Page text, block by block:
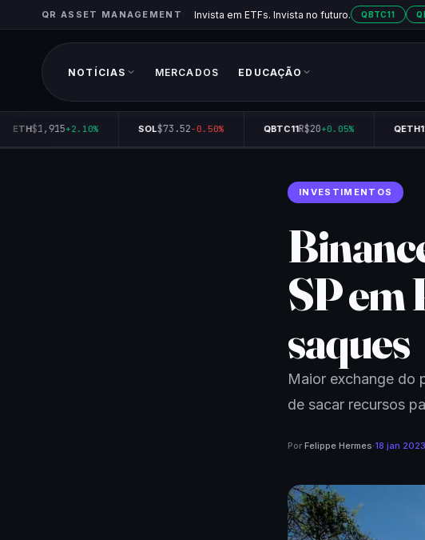
QR ASSET MANAGEMENT Invista em ETFs. Invista no futuro. QBTC11
NOTÍCIAS MERCADOS EDUCAÇÃO
ETH$1,915+2.10% SOL$73.52-0.50% QBTC11R$20+0.05% QETH11
INVESTIMENTOS
SP em
saques
Maior exchange do
de sacar recursos
Por Felippe Hermes·18 jan 2023